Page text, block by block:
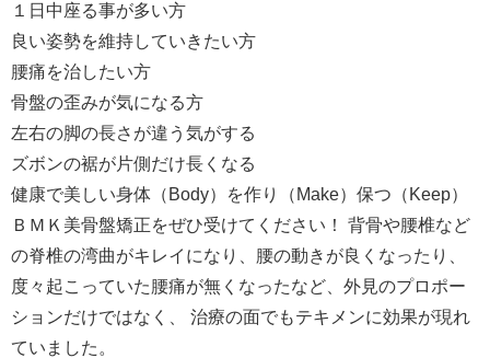
１日中座る事が多い方
良い姿勢を維持していきたい方
腰痛を治したい方
骨盤の歪みが気になる方
左右の脚の長さが違う気がする
ズボンの裾が片側だけ長くなる
健康で美しい身体（Body）を作り（Make）保つ（Keep）
ＢＭＫ美骨盤矯正をぜひ受けてください！ 背骨や腰椎など
の脊椎の湾曲がキレイになり、腰の動きが良くなったり、
度々起こっていた腰痛が無くなったなど、外見のプロポー
ションだけではなく、 治療の面でもテキメンに効果が現れ
ていました。